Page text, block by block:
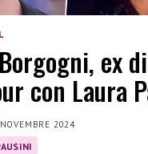
ex
con Laura
2024